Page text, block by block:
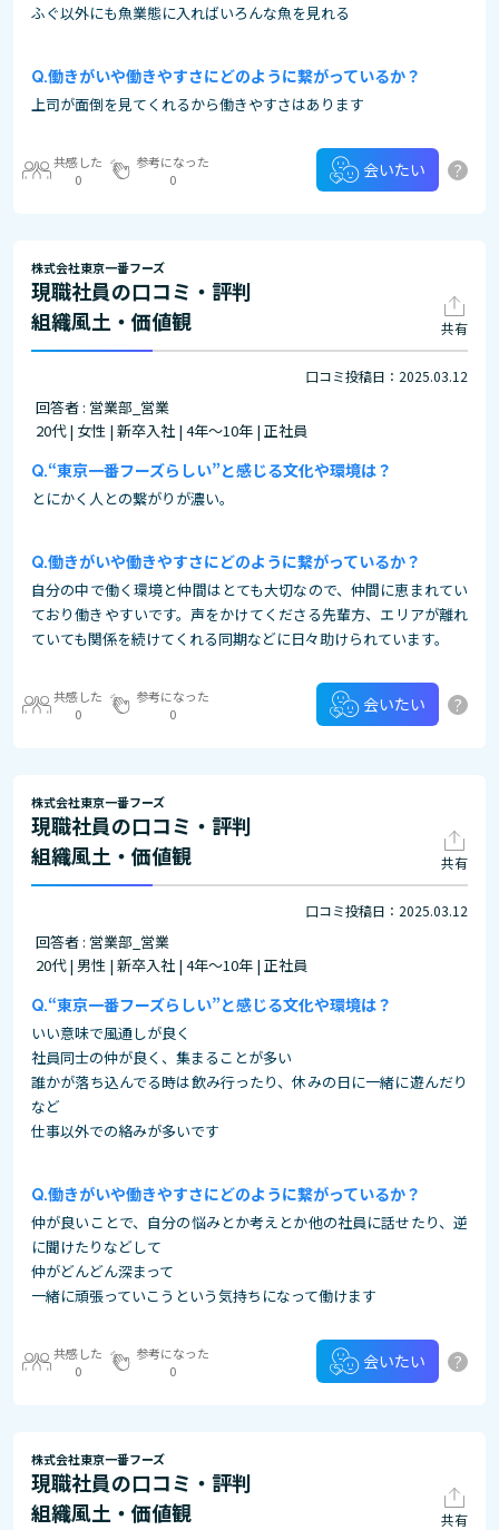
ふぐ以外にも魚業態に入ればいろんな魚を見れる
働きがいや働きやすさにどのように繋がっているか？
上司が面倒を見てくれるから働きやすさはあります
共感した
0
参考になった
0
会いたい ?
株式会社東京一番フーズ
現職社員の口コミ・評判
組織風土・価値観
共有
口コミ投稿日：2025.03.12
回答者 : 営業部_営業
20代 | 女性 | 新卒入社 | 4年～10年 | 正社員
“東京一番フーズらしい”と感じる文化や環境は？
とにかく人との繋がりが濃い。
働きがいや働きやすさにどのように繋がっているか？
自分の中で働く環境と仲間はとても大切なので、仲間に恵まれてい
ており働きやすいです。声をかけてくださる先輩方、エリアが離れ
ていても関係を続けてくれる同期などに日々助けられています。
共感した
0
参考になった
0
会いたい ?
株式会社東京一番フーズ
現職社員の口コミ・評判
組織風土・価値観
共有
口コミ投稿日：2025.03.12
回答者 : 営業部_営業
20代 | 男性 | 新卒入社 | 4年～10年 | 正社員
“東京一番フーズらしい”と感じる文化や環境は？
いい意味で風通しが良く
社員同士の仲が良く、集まることが多い
誰かが落ち込んでる時は飲み行ったり、休みの日に一緒に遊んだり
など
仕事以外での絡みが多いです
働きがいや働きやすさにどのように繋がっているか？
仲が良いことで、自分の悩みとか考えとか他の社員に話せたり、逆
に聞けたりなどして
仲がどんどん深まって
一緒に頑張っていこうという気持ちになって働けます
共感した
0
参考になった
0
会いたい ?
株式会社東京一番フーズ
現職社員の口コミ・評判
組織風土・価値観
共有